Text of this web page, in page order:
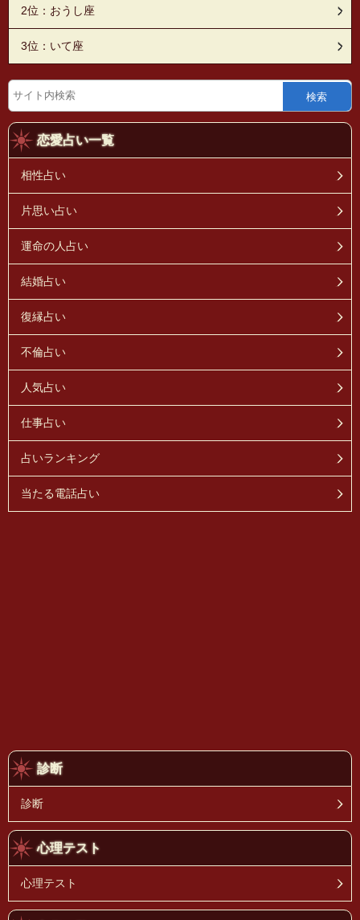
2位：おうし座
3位：いて座
検索
恋愛占い一覧
相性占い
片思い占い
運命の人占い
結婚占い
復縁占い
不倫占い
人気占い
仕事占い
占いランキング
当たる電話占い
診断
診断
心理テスト
心理テスト